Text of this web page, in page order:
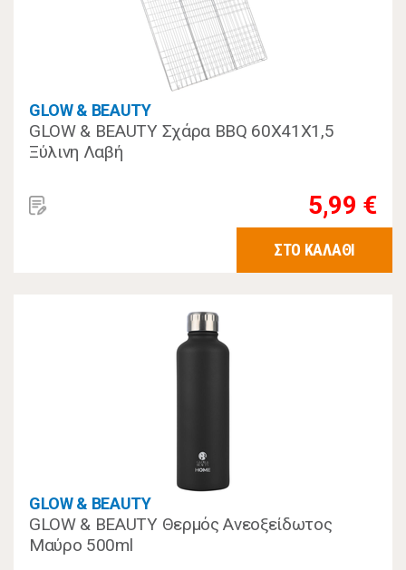
GLOW & BEAUTY
GLOW & BEAUTY Σχάρα BBQ 60X41X1,5
Ξύλινη Λαβή
5,99 €
ΣΤΟ ΚΑΛΑΘΙ
GLOW & BEAUTY
GLOW & BEAUTY Θερμός Ανεοξείδωτος
Μαύρο 500ml